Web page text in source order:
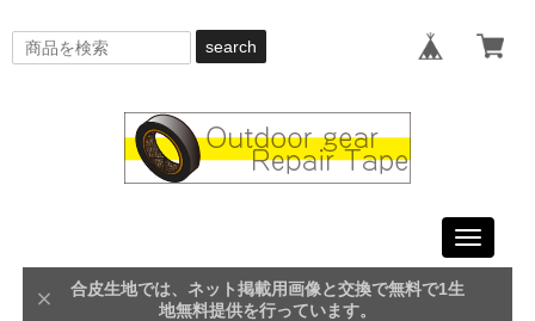
search
Toggle
合皮生地では、ネット掲載用画像と交換で無料で1生
地無料提供を行っています。